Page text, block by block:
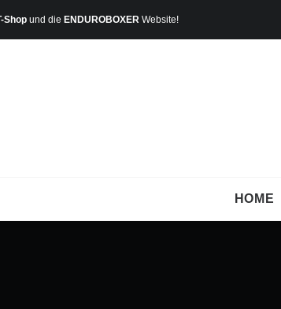
Shop und die ENDUROBOXER Website!
HOME